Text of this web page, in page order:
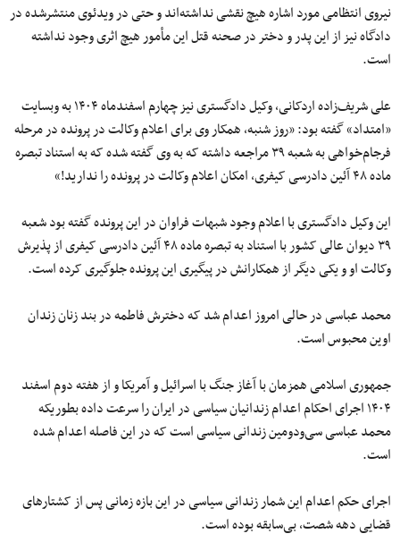
نیروی انتظامی مورد اشاره هیچ نقشی نداشته‌اند و حتی در ویدئوی منتشرشده در
دادگاه نیز از این پدر و دختر در صحنه قتل این مأمور هیچ اثری وجود نداشته
است.
علی شریف‌زاده اردکانی، وکیل دادگستری نیز چهارم اسفندماه ۱۴۰۴ به وبسایت
«امتداد» گفته بود: «روز شنبه، همکار وی برای اعلام وکالت در پرونده در مرحله
فرجام‌خواهی به شعبه ۳۹ مراجعه داشته که به وی گفته شده که به استناد تبصره
ماده ۴۸ آئین دادرسی کیفری، امکان اعلام وکالت در پرونده را ندارید!»
این وکیل دادگستری با اعلام وجود شبهات فراوان در این پرونده گفته بود شعبه
۳۹ دیوان عالی کشور با استناد به تبصره ماده ۴۸ آئین دادرسی کیفری از پذیرش
وکالت او و یکی دیگر از همکارانش در پیگیری این پرونده جلوگیری کرده است.
محمد عباسی در حالی امروز اعدام شد که دخترش فاطمه در بند زنان زندان
اوین محبوس است.
جمهوری اسلامی همزمان با آغاز جنگ با اسرائیل و آمریکا و از هفته دوم اسفند
۱۴۰۴ اجرای احکام اعدام زندانیان سیاسی در ایران را سرعت داده بطوریکه
محمد عباسی سی‌ودومین زندانی سیاسی است که در این فاصله اعدام شده
است.
اجرای حکم اعدام این شمار زندانی سیاسی در این بازه زمانی پس از کشتارهای
قضایی دهه شصت، بی‌سابقه بوده است.